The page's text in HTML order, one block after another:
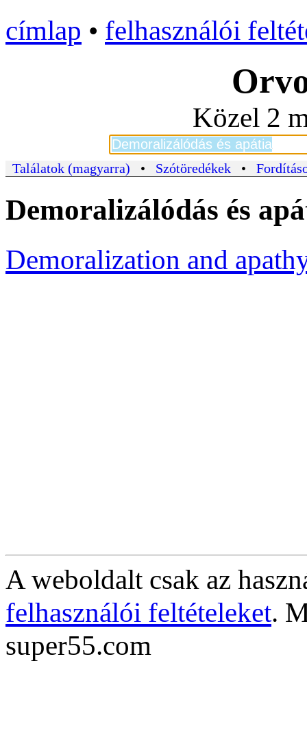
címlap • felhasználói
Közel 2
Találatok (magyarra) • Szótöredékek •
Demoralizálódás és
Demoralization and
A weboldalt csak az
felhasználói feltételeket.
super55.com